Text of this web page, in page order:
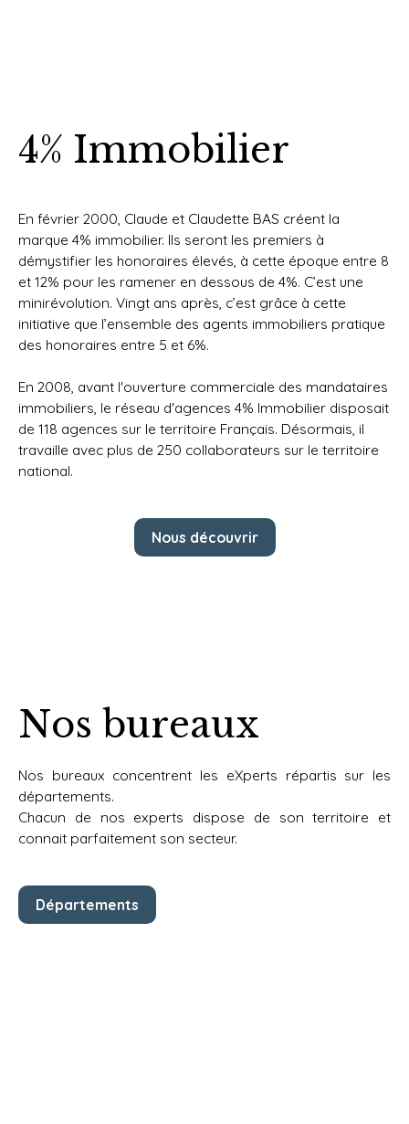
4% Immobilier
En février 2000, Claude et Claudette BAS créent la
marque 4% immobilier. Ils seront les premiers à
démystifier les honoraires élevés, à cette époque entre 8
et 12% pour les ramener en dessous de 4%. C’est une
minirévolution. Vingt ans après, c’est grâce à cette
initiative que l’ensemble des agents immobiliers pratique
des honoraires entre 5 et 6%.
En 2008, avant l'ouverture commerciale des mandataires
immobiliers, le réseau d'agences 4% Immobilier disposait
de 118 agences sur le territoire Français. Désormais, il
travaille avec plus de 250 collaborateurs sur le territoire
national.
Nous découvrir
Nos bureaux
Nos bureaux concentrent les eXperts répartis sur les
départements.
Chacun de nos experts dispose de son territoire et
connait parfaitement son secteur.
Départements